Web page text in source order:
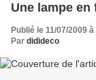
Une lampe
Publié le 11/07/2009
Par didideco